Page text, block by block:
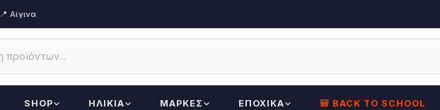
📍 Αίγινα
SHOP ΗΛΙΚΊΑ ΜΆΡΚΕΣ ΕΠΟΧΙΚΆ 🎒 BACK TO SCHOOL